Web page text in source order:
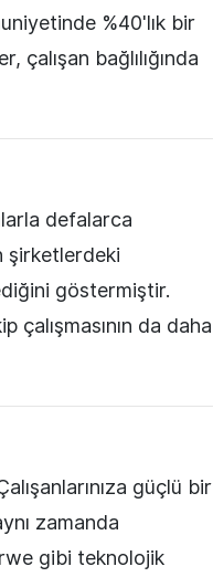
%40'lık bir
çalışan bağlılığında
defalarca
şirketlerdeki
göstermiştir.
çalışmasının da daha
güçlü bir
zamanda
gibi teknolojik